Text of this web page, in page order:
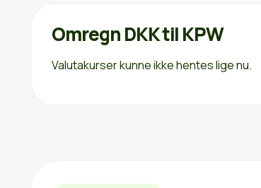
Omregn DKK til KPW
Valutakurser kunne ikke hentes lige nu.